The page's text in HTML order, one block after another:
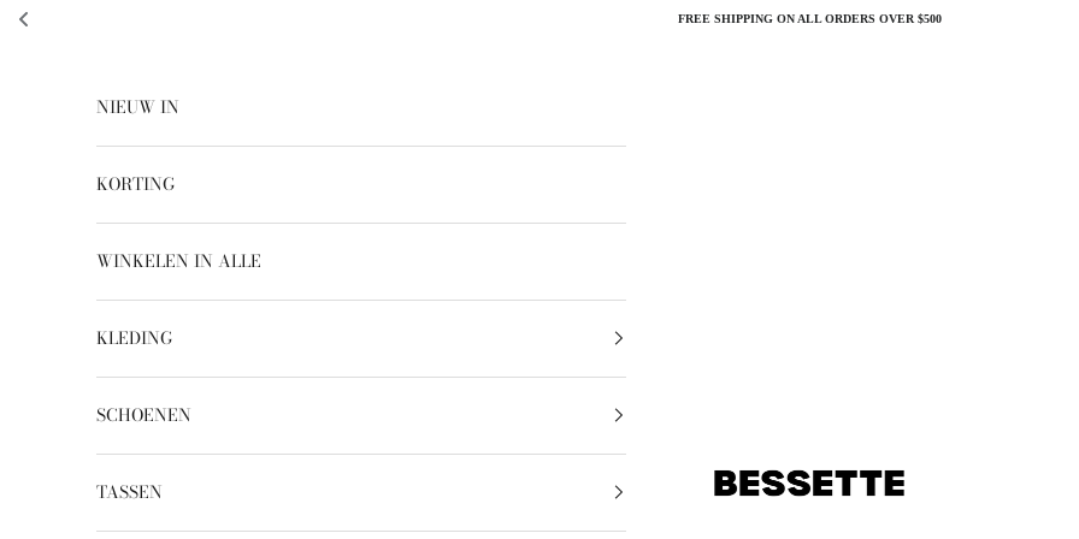
FREE SHIPPING ON ALL ORDERS OVER $500
NIEUW IN
KORTING
WINKELEN IN ALLE
KLEDING
SCHOENEN
TASSEN